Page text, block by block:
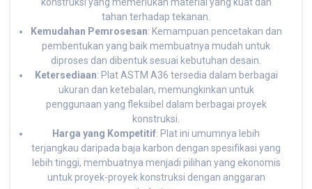
tahan terhadap tekanan.
Kemudahan Pemrosesan: Kemampuan pencetakan dan
pembentukan yang baik membuatnya mudah untuk
diproses dan dibentuk sesuai kebutuhan desain.
Ketersediaan: Plat ASTM A36 tersedia dalam berbagai
ukuran dan ketebalan, memungkinkan untuk
penggunaan yang fleksibel dalam berbagai proyek
konstruksi.
Harga yang Kompetitif: Plat ini umumnya lebih
terjangkau daripada baja karbon dengan spesifikasi yang
lebih tinggi, membuatnya menjadi pilihan yang ekonomis
untuk proyek-proyek konstruksi dengan anggaran